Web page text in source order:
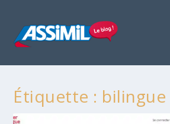
Étiquette : bilingue